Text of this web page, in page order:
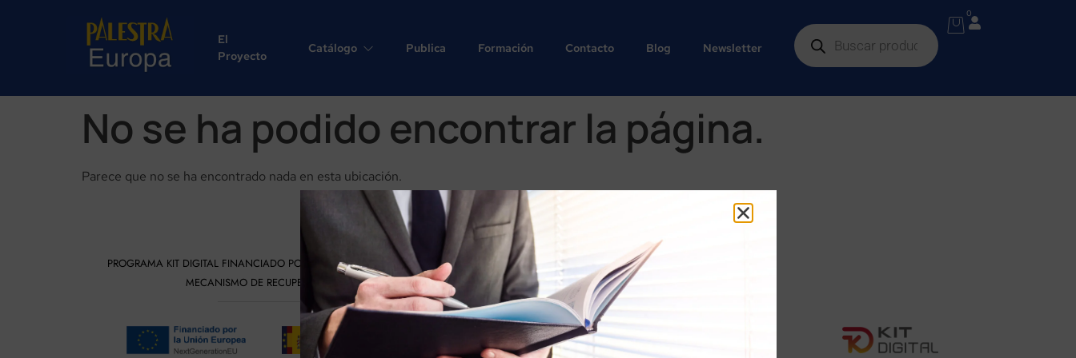
El
Proyecto
Catálogo Publica Formación Contacto Blog Newsletter
0
No se ha podido encontrar la página.
Parece que no se ha encontrado nada en esta ubicación.
PROGRAMA KIT DIGITAL FINANCIADO POR LOS FONDOS NEXT GENERATION DEL
MECANISMO DE RECUPERACIÓN Y RESILIENCIA